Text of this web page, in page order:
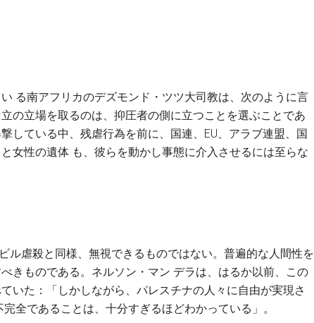
る南アフリカのデズモンド・ツツ大司教は、次のように言
の立場を取るのは、抑圧者の側に立つことを選ぶことであ
している中、残虐行為を前に、国連、EU、アラブ連盟、国
女性の遺体 も、彼らを動かし事態に介入させるには至らな
ル虐殺と同様、無視できるものではない。普遍的な人間性を
きものである。ネルソン・マン デラは、はるか以前、この
いた：「しかしながら、パレスチナの人々に自由が実現さ
全であることは、十分すぎるほどわかっている」。